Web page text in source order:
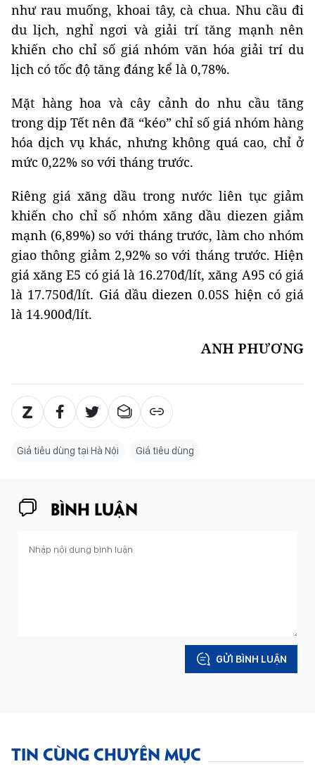
như rau muống, khoai tây, cà chua. Nhu cầu đi
du lịch, nghỉ ngơi và giải trí tăng mạnh nên
khiến cho chỉ số giá nhóm văn hóa giải trí du
lịch có tốc độ tăng đáng kể là 0,78%.
Mặt hàng hoa và cây cảnh do nhu cầu tăng
trong dịp Tết nên đã “kéo” chỉ số giá nhóm hàng
hóa dịch vụ khác, nhưng không quá cao, chỉ ở
mức 0,22% so với tháng trước.
Riêng giá xăng dầu trong nước liên tục giảm
khiến cho chỉ số nhóm xăng dầu diezen giảm
mạnh (6,89%) so với tháng trước, làm cho nhóm
giao thông giảm 2,92% so với tháng trước. Hiện
giá xăng E5 có giá là 16.270đ/lít, xăng A95 có giá
là 17.750đ/lít. Giá dầu diezen 0.05S hiện có giá
là 14.900đ/lít.
ANH PHƯƠNG
Giá tiêu dùng tại Hà Nội Giá tiêu dùng
BÌNH LUẬN
GỬI BÌNH LUẬN
TIN CÙNG CHUYÊN MỤC